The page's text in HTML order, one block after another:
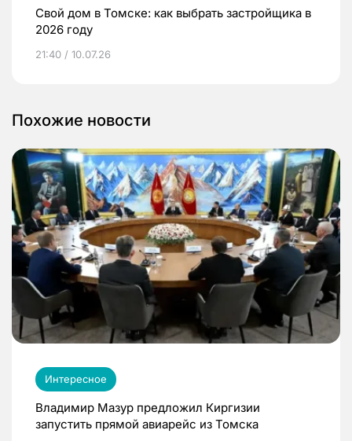
Свой дом в Томске: как выбрать застройщика в
2026 году
21:40 / 10.07.26
Похожие новости
Интересное
Владимир Мазур предложил Киргизии
запустить прямой авиарейс из Томска